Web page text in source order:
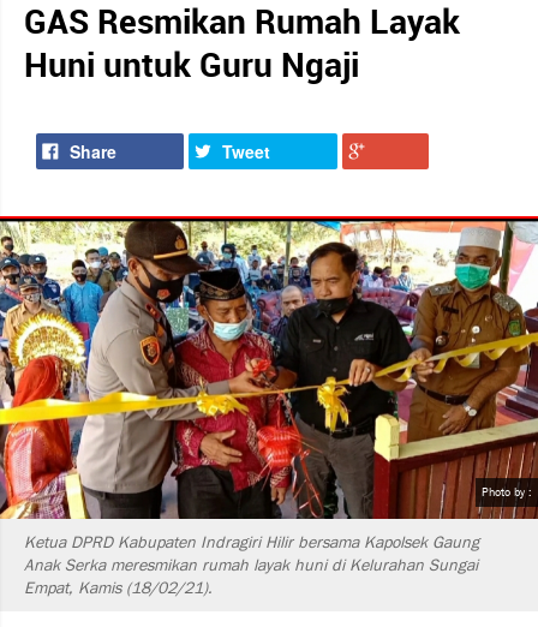
GAS Resmikan Rumah Layak
Huni untuk Guru Ngaji
Share Tweet
Photo by :
Ketua DPRD Kabupaten Indragiri Hilir bersama Kapolsek Gaung
Anak Serka meresmikan rumah layak huni di Kelurahan Sungai
Empat, Kamis (18/02/21).